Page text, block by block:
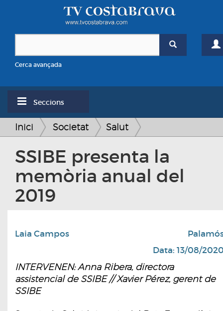
Cerca avançada
Seccions
Inici Societat Salut
SSIBE presenta la
memòria anual del
2019
Laia Campos
Data: 13/08/
INTERVENEN: Anna Ribera, directora
assistencial de SSIBE // Xavier Pérez, gerent de
SSIBE